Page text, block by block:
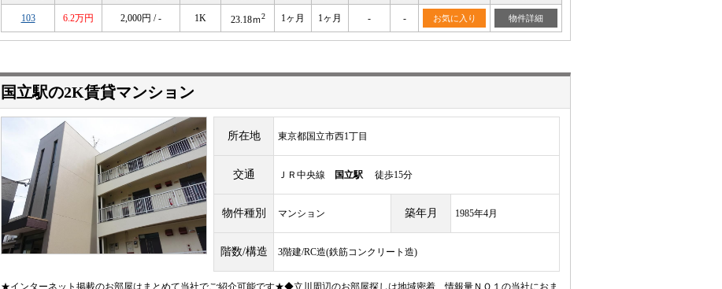
103 6.2万円 2,000円 / - 1K 23.18ｍ2 1ヶ月 1ヶ月 - - お気に入り 物件詳細
国立駅の2K賃貸マンション
所在地 東京都国立市西1丁目
交通 ＪＲ中央線 国立駅 徒歩15分
物件種別 マンション 築年月 1985年4月
階数/構造 3階建/RC造(鉄筋コンクリート造)
★インターネット掲載のお部屋はまとめて当社でご紹介可能です★◆立川周辺のお部屋探しは地域密着、情報量ＮＯ１の当社におま